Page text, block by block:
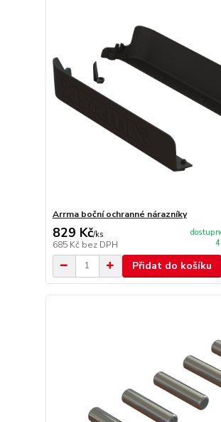
Arrma boční ochranné nárazníky
829 Kč/ks
685 Kč bez DPH
Přidat do košíku